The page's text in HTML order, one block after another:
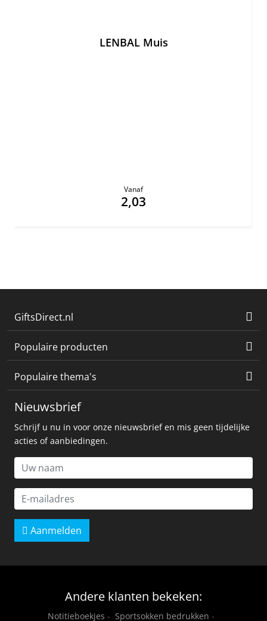
LENBAL Muis
Vanaf
2,03
GiftsDirect.nl
Populaire producten
Populaire thema's
Nieuwsbrief
Schrijf u nu in voor onze nieuwsbrief en mis geen tijdelijke
acties of aanbiedingen.
Aanmelden
Andere klanten bekeken:
Notitieboekjes - Sportsokken bedrukken -